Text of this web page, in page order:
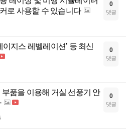
로 사용할 수 있습니다
0
댓글
이지스 레벨레이션’ 등 최신
0
댓글
품을 이용해 거실 선풍기 안
0
댓글